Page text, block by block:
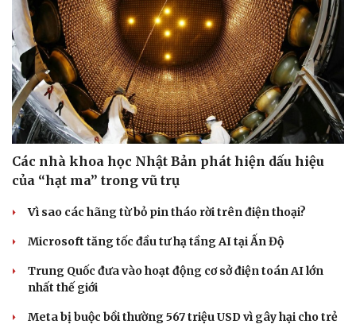
Các nhà khoa học Nhật Bản phát hiện dấu hiệu
của “hạt ma” trong vũ trụ
Vì sao các hãng từ bỏ pin tháo rời trên điện thoại?
Microsoft tăng tốc đầu tư hạ tầng AI tại Ấn Độ
Trung Quốc đưa vào hoạt động cơ sở điện toán AI lớn
nhất thế giới
Meta bị buộc bồi thường 567 triệu USD vì gây hại cho trẻ